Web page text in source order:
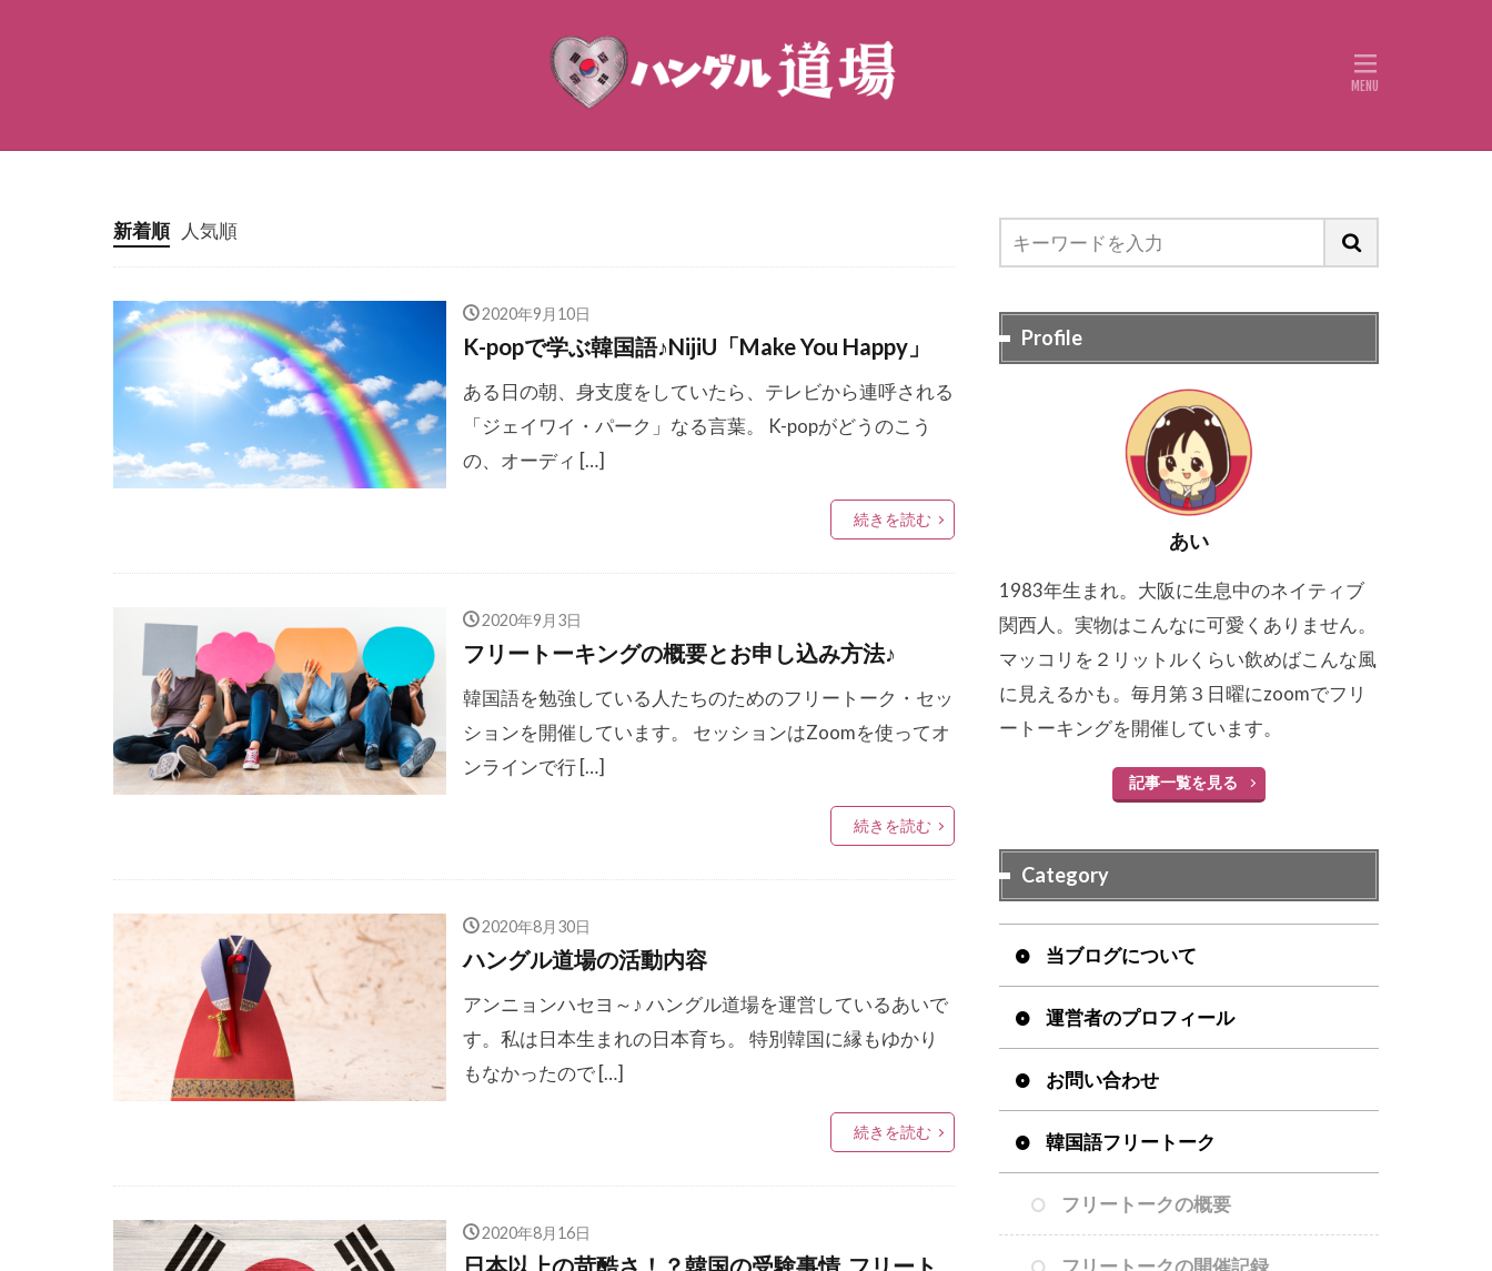
新着順 人気順
2020年9月10日
K-popで学ぶ韓国語♪NijiU「Make You Happy」
ある日の朝、身支度をしていたら、テレビから連呼される
「ジェイワイ・パーク」なる言葉。 K-popがどうのこう
の、オーディ […]
続きを読む
2020年9月3日
フリートーキングの概要とお申し込み方法♪
韓国語を勉強している人たちのためのフリートーク・セッ
ションを開催しています。 セッションはZoomを使ってオ
ンラインで行 […]
続きを読む
2020年8月30日
ハングル道場の活動内容
アンニョンハセヨ～♪ ハングル道場を運営しているあいで
す。私は日本生まれの日本育ち。 特別韓国に縁もゆかり
もなかったので […]
続きを読む
2020年8月16日
日本以上の苛酷さ！？韓国の受験事情₋フリート
Profile
あい
1983年生まれ。大阪に生息中のネイティブ
関西人。実物はこんなに可愛くありません。
マッコリを２リットルくらい飲めばこんな風
に見えるかも。毎月第３日曜にzoomでフリ
ートーキングを開催しています。
記事一覧を見る
Category
当ブログについて
運営者のプロフィール
お問い合わせ
韓国語フリートーク
フリートークの概要
フリートークの開催記録